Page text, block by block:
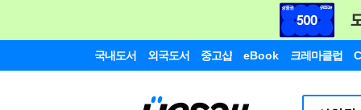
국내도서 외국도서 중고샵 eBook 크레마클럽